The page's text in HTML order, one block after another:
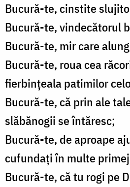
Bucură-te, cinstite
Bucură-te, vindecătorul
Bucură-te, mir care
Bucură-te, roua cea
fierbințeala patimilor
Bucură-te, că prin ale
slăbănogii se întăresc;
Bucură-te, de aproape
cufundați în multe
Bucură-te, că tu rogi pe